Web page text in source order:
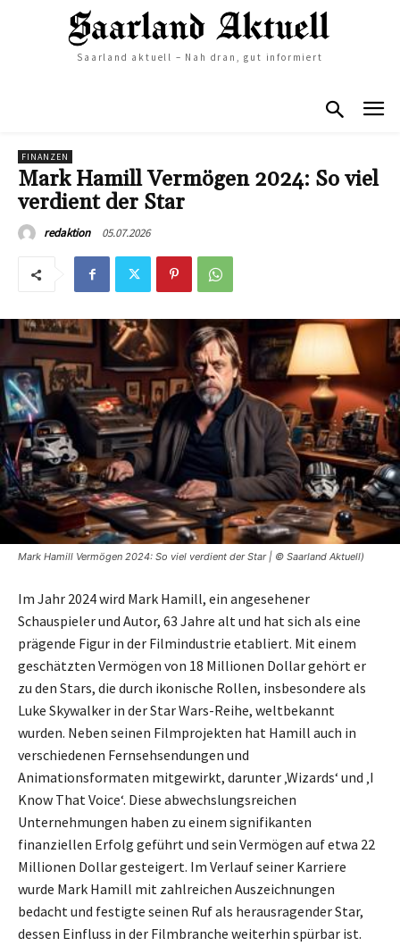
Saarland aktuell – Nah dran, gut informiert
FINANZEN
Mark Hamill Vermögen 2024: So viel
verdient der Star
redaktion 05.07.2026
Mark Hamill Vermögen 2024: So viel verdient der Star | © Saarland Aktuell)
Im Jahr 2024 wird Mark Hamill, ein angesehener
Schauspieler und Autor, 63 Jahre alt und hat sich als eine
prägende Figur in der Filmindustrie etabliert. Mit einem
geschätzten Vermögen von 18 Millionen Dollar gehört er
zu den Stars, die durch ikonische Rollen, insbesondere als
Luke Skywalker in der Star Wars-Reihe, weltbekannt
wurden. Neben seinen Filmprojekten hat Hamill auch in
verschiedenen Fernsehsendungen und
Animationsformaten mitgewirkt, darunter ‚Wizards‘ und ‚I
Know That Voice‘. Diese abwechslungsreichen
Unternehmungen haben zu einem signifikanten
finanziellen Erfolg geführt und sein Vermögen auf etwa 22
Millionen Dollar gesteigert. Im Verlauf seiner Karriere
wurde Mark Hamill mit zahlreichen Auszeichnungen
bedacht und festigte seinen Ruf als herausragender Star,
dessen Einfluss in der Filmbranche weiterhin spürbar ist.